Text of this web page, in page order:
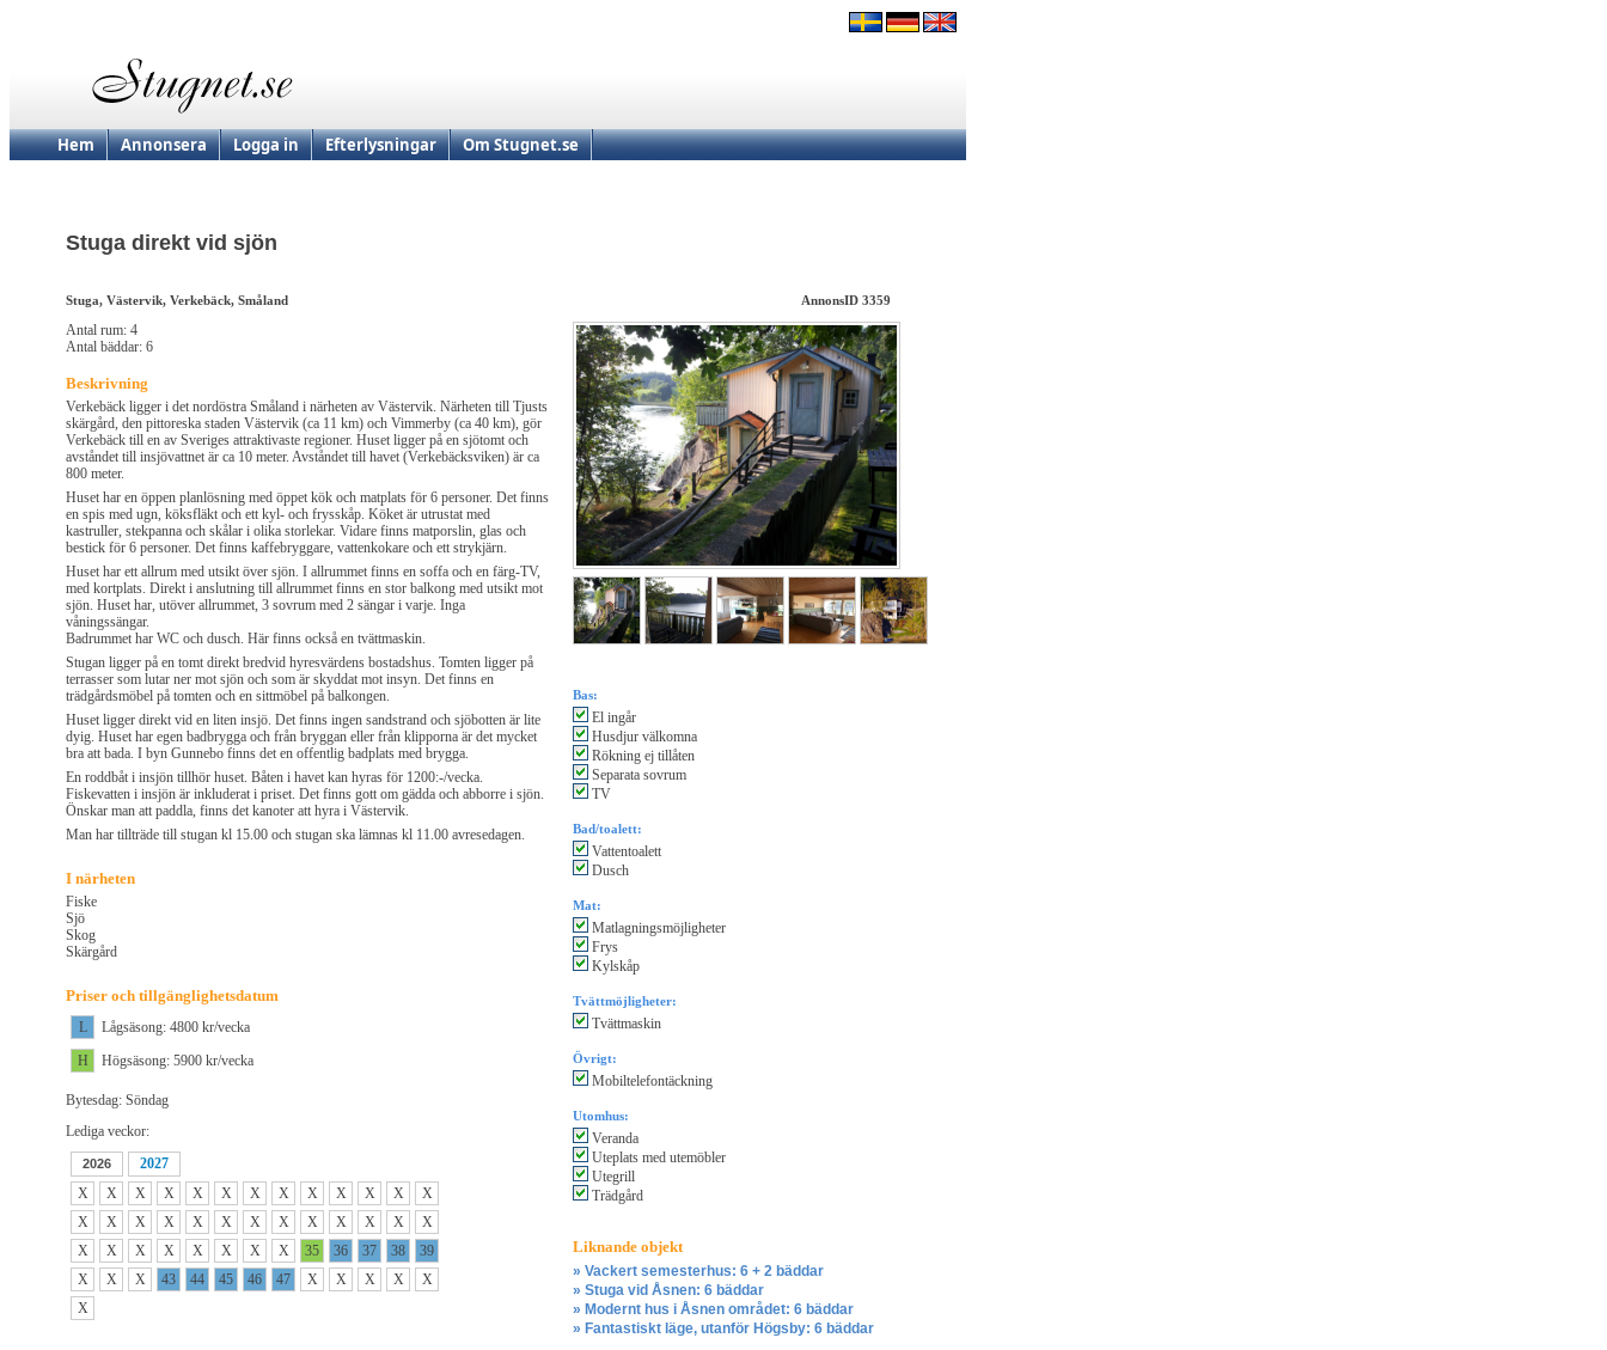
Hem Annonsera Logga in Efterlysningar Om Stugnet.se
Stuga direkt vid sjön
Stuga, Västervik, Verkebäck, Småland AnnonsID 3359
Antal rum: 4
Antal bäddar: 6
Beskrivning
Verkebäck ligger i det nordöstra Småland i närheten av Västervik. Närheten till Tjusts
skärgård, den pittoreska staden Västervik (ca 11 km) och Vimmerby (ca 40 km), gör
Verkebäck till en av Sveriges attraktivaste regioner. Huset ligger på en sjötomt och
avståndet till insjövattnet är ca 10 meter. Avståndet till havet (Verkebäcksviken) är ca
800 meter.
Huset har en öppen planlösning med öppet kök och matplats för 6 personer. Det finns
en spis med ugn, köksfläkt och ett kyl- och frysskåp. Köket är utrustat med
kastruller, stekpanna och skålar i olika storlekar. Vidare finns matporslin, glas och
bestick för 6 personer. Det finns kaffebryggare, vattenkokare och ett strykjärn.
Huset har ett allrum med utsikt över sjön. I allrummet finns en soffa och en färg-TV,
med kortplats. Direkt i anslutning till allrummet finns en stor balkong med utsikt mot
sjön. Huset har, utöver allrummet, 3 sovrum med 2 sängar i varje. Inga
våningssängar.
Badrummet har WC och dusch. Här finns också en tvättmaskin.
Stugan ligger på en tomt direkt bredvid hyresvärdens bostadshus. Tomten ligger på
terrasser som lutar ner mot sjön och som är skyddat mot insyn. Det finns en
trädgårdsmöbel på tomten och en sittmöbel på balkongen.
Huset ligger direkt vid en liten insjö. Det finns ingen sandstrand och sjöbotten är lite
dyig. Huset har egen badbrygga och från bryggan eller från klipporna är det mycket
bra att bada. I byn Gunnebo finns det en offentlig badplats med brygga.
En roddbåt i insjön tillhör huset. Båten i havet kan hyras för 1200:-/vecka.
Fiskevatten i insjön är inkluderat i priset. Det finns gott om gädda och abborre i sjön.
Önskar man att paddla, finns det kanoter att hyra i Västervik.
Man har tillträde till stugan kl 15.00 och stugan ska lämnas kl 11.00 avresedagen.
I närheten
Fiske
Sjö
Skog
Skärgård
Priser och tillgänglighetsdatum
L
Lågsäsong: 4800 kr/vecka
H
Högsäsong: 5900 kr/vecka
Bytesdag: Söndag
Lediga veckor:
2026
2027
X
X X X X X X X X X X X
X
X
X X X X X X X X X X X
X
X
X X X X X X X 35 36 37 38
39
X
X X 43 44 45 46 47 X X X X
X
X
Bas:
El ingår
Husdjur välkomna
Rökning ej tillåten
Separata sovrum
TV
Bad/toalett:
Vattentoalett
Dusch
Mat:
Matlagningsmöjligheter
Frys
Kylskåp
Tvättmöjligheter:
Tvättmaskin
Övrigt:
Mobiltelefontäckning
Utomhus:
Veranda
Uteplats med utemöbler
Utegrill
Trädgård
Liknande objekt
» Vackert semesterhus: 6 + 2 bäddar
» Stuga vid Åsnen: 6 bäddar
» Modernt hus i Åsnen området: 6 bäddar
» Fantastiskt läge, utanför Högsby: 6 bäddar